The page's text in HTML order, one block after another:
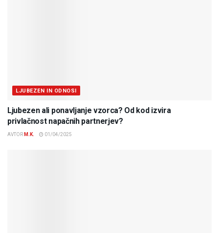
LJUBEZEN IN ODNOSI
Ljubezen ali ponavljanje vzorca? Od kod izvira
privlačnost napačnih partnerjev?
AVTOR M.K. 01/04/2025